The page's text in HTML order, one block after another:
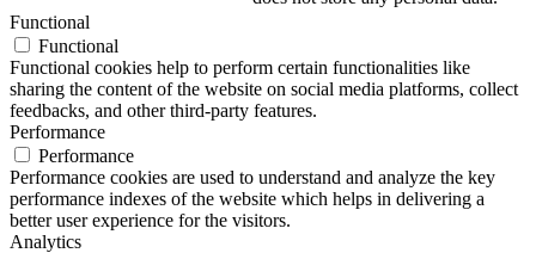
Functional
Functional
Functional cookies help to perform certain functionalities like
sharing the content of the website on social media platforms, collect
feedbacks, and other third-party features.
Performance
Performance
Performance cookies are used to understand and analyze the key
performance indexes of the website which helps in delivering a
better user experience for the visitors.
Analytics